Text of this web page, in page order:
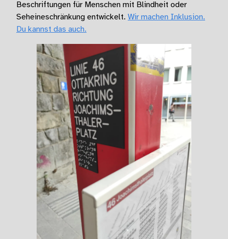
Beschriftungen für Menschen mit Blindheit oder
Seheineschränkung entwickelt. Wir machen Inklusion.
Du kannst das auch.